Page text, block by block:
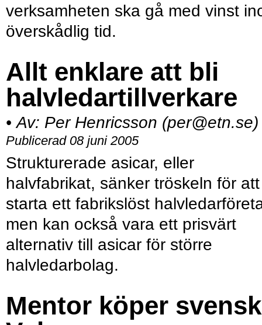
verksamheten ska gå med vinst
överskådlig tid.
Allt enklare att bli
halvledartillverkare
• Av: Per Henricsson (per@etn.se)
Publicerad 08 juni 2005
Strukturerade asicar, eller
halvfabrikat, sänker tröskeln för att
starta ett fabrikslöst
men kan också vara ett prisvärt
alternativ till asicar för större
halvledarbolag.
Mentor köper